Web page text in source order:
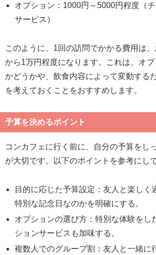
オプション：1000円～5000円程度（
サービス）
このように、1回の訪問でかかる費用は
から1万円程度になります。これは、オ
かどうかや、飲食内容によって変動する
を考えておくことをおすすめします。
予算を決めるポイント
コンカフェに行く前に、自分の予算をし
が大切です。以下のポイントを参考にし
目的に応じた予算設定：友人と楽しく
特別な記念日なのかを明確にする。
オプションの選び方：特別な体験をし
ションサービスも加味する。
複数人でのグループ割：友人と一緒に